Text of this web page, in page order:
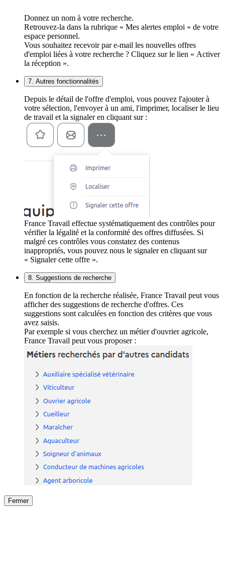
Donnez un nom à votre recherche.
Retrouvez-la dans la rubrique « Mes alertes emploi » de votre
espace personnel.
Vous souhaitez recevoir par e-mail les nouvelles offres
d'emploi liées à votre recherche ? Cliquez sur le lien « Activer
la réception ».
7. Autres fonctionnalités
Depuis le détail de l'offre d'emploi, vous pouvez l'ajouter à
votre sélection, l'envoyer à un ami, l'imprimer, localiser le lieu
de travail et la signaler en cliquant sur :
France Travail effectue systématiquement des contrôles pour
vérifier la légalité et la conformité des offres diffusées. Si
malgré ces contrôles vous constatez des contenus
inappropriés, vous pouvez nous le signaler en cliquant sur
« Signaler cette offre ».
8. Suggestions de recherche
En fonction de la recherche réalisée, France Travail peut vous
afficher des suggestions de recherche d'offres. Ces
suggestions sont calculées en fonction des critères que vous
avez saisis.
Par exemple si vous cherchez un métier d'ouvrier agricole,
France Travail peut vous proposer :
Fermer